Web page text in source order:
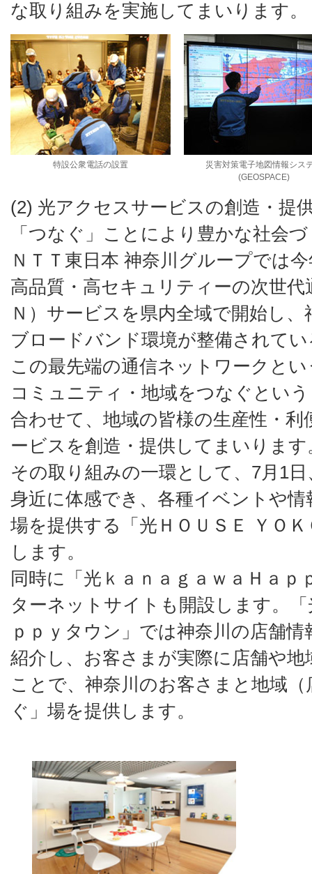
な取り組みを実施してまいります。
特設公衆電話の設置
災害対策電子地図情報シス
(GEOSPACE)
(2) 光アクセスサービスの創造・提
「つなぐ」ことにより豊かな社会
ＮＴＴ東日本 神奈川グループでは
高品質・高セキュリティーの次世
Ｎ）サービスを県内全域で開始し
ブロードバンド環境が整備されて
この最先端の通信ネットワークと
コミュニティ・地域をつなぐとい
合わせて、地域の皆様の生産性・
ービスを創造・提供してまいります
その取り組みの一環として、7月1
身近に体感でき、各種イベントや
場を提供する「光ＨＯＵＳＥ ＹＯ
します。
同時に「光ｋａｎａｇａｗａＨａ
ターネットサイトも開設します。
ｐｐｙタウン」では神奈川の店舗
紹介し、お客さまが実際に店舗や
ことで、神奈川のお客さまと地域
ぐ」場を提供します。